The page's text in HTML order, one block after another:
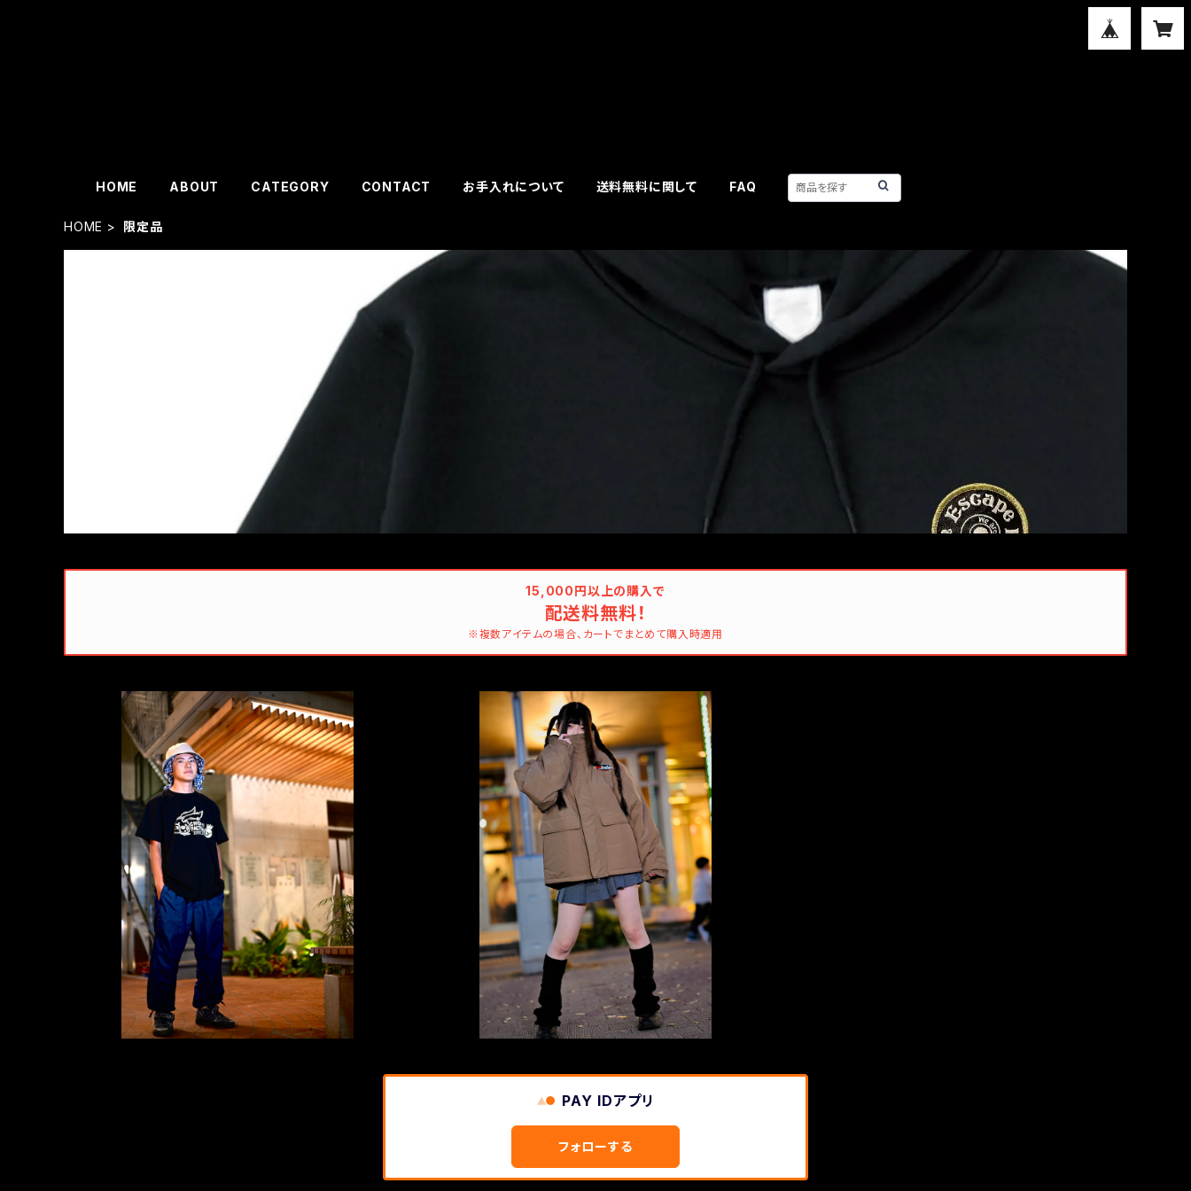
HOME ABOUT CATEGORY CONTACT お手入れについて 送料無料に関して FAQ
HOME 限定品
15,000円以上の購入で
配送料無料！
※複数アイテムの場合、カートでまとめて購入時適用
【復刻】Tシャツ【chop!!!factory】-Skull Rabbit-
¥4,980
SOLD OUT
着数限定【Rebelde】warm shell jacket -letter lo
go-
¥17,200
SOLD OUT
PAY IDアプリ
フォローする